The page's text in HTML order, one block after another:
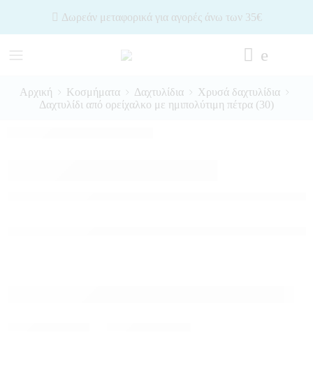
Δωρεάν μεταφορικά για αγορές άνω των 35€
Αρχική Κοσμήματα Δαχτυλίδια
Χρυσά δαχτυλίδια
Δαχτυλίδι από ορείχαλκο με ημιπολύτιμη πέτρα (30)